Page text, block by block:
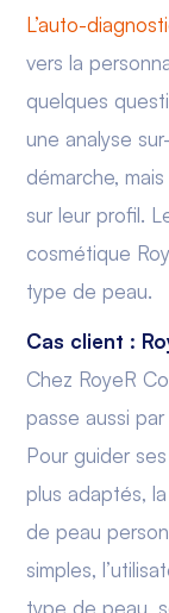
L’auto-
vers la
quelques
une analyse
démarche,
sur leur profil.
cosmétique
type de peau.
Cas client :
Chez RoyeR
passe aussi
Pour guider
plus adaptés,
de peau
simples,
type de peau,